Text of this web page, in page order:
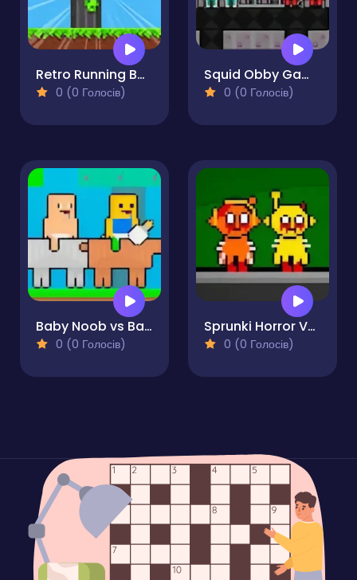
Retro Running Boxes
0 (0 Голосів)
Squid Obby Game 2Player
0 (0 Голосів)
Baby Noob vs Baby Obby Horse
0 (0 Голосів)
Sprunki Horror Version Dark
0 (0 Голосів)